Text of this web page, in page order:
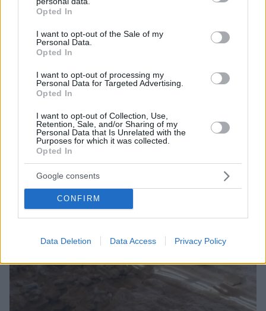
grant or deny consent to Google and its third-party tags to
use your data for below specified purposes in below Google
consent section.
Opted In
I want to opt-out of the Sale of my
Personal Data.
Opted In
I want to opt-out of processing my
Personal Data for Targeted Advertising.
Opted In
I want to opt-out of Collection, Use,
Retention, Sale, and/or Sharing of my
Personal Data that Is Unrelated with the
Purposes for which it was collected.
Opted In
Google consents
CONFIRM
Data Deletion Data Access Privacy Policy
ΔΕΙΤΕ ΟΛΕΣ ΤΙΣ ΕΙΔΗΣΕΙΣ
ΤΑ ΠΙΟ ΔΗΜΟΦΙΛΗ